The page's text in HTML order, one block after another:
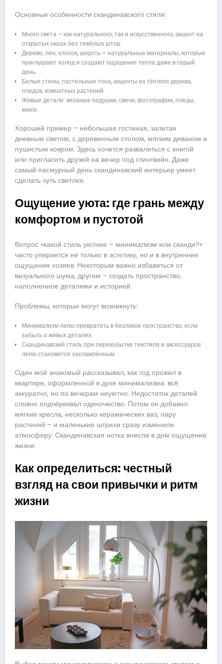
Основные особенности скандинавского стиля:
Много света – как натурального, так и искусственного, акцент на
открытых окнах без тяжёлых штор.
Дерево, лен, хлопок, шерсть – натуральные материалы, которые
приглушают холод и создают ощущение тепла даже в серый
день.
Белые стены, пастельные тона, акценты из тёплого дерева,
пледов, комнатных растений.
Живые детали: вязаные подушки, свечи, фотографии, пледы,
книги.
Хороший пример – небольшая гостиная, залитая
дневным светом, с деревянным столом, мягким диваном и
пушистым ковром. Здесь хочется развалиться с книгой
или пригласить друзей на вечер под глинтвейн. Даже
самый пасмурный день скандинавский интерьер умеет
сделать чуть светлее.
Ощущение уюта: где грань между
комфортом и пустотой
Вопрос «какой стиль уютнее – минимализм или сканди?»
часто упирается не только в эстетику, но и в внутренние
ощущения хозяев. Некоторым важно избавиться от
визуального шума, другим – создать пространство,
наполненное деталями и историей.
Проблемы, которые могут возникнуть:
Минимализм легко превратить в безликое пространство, если
забыть о живых деталях.
Скандинавский стиль при переизбытке текстиля и аксессуаров
легко становится захламлённым.
Один мой знакомый рассказывал, как год прожил в
квартире, оформленной в духе минимализма: всё
аккуратно, но по вечерам неуютно. Недостаток деталей
словно подчёркивал одиночество. Потом он добавил
мягкие кресла, несколько керамических ваз, пару
растений – и маленькие штрихи сразу изменили
атмосферу. Скандинавская нотка внесла в дом ощущение
жизни.
Как определиться: честный
взгляд на свои привычки и ритм
жизни